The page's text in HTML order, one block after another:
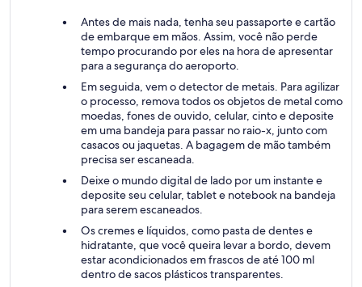
Antes de mais nada, tenha seu passaporte e cartão
de embarque em mãos. Assim, você não perde
tempo procurando por eles na hora de apresentar
para a segurança do aeroporto.
Em seguida, vem o detector de metais. Para agilizar
o processo, remova todos os objetos de metal como
moedas, fones de ouvido, celular, cinto e deposite
em uma bandeja para passar no raio-x, junto com
casacos ou jaquetas. A bagagem de mão também
precisa ser escaneada.
Deixe o mundo digital de lado por um instante e
deposite seu celular, tablet e notebook na bandeja
para serem escaneados.
Os cremes e líquidos, como pasta de dentes e
hidratante, que você queira levar a bordo, devem
estar acondicionados em frascos de até 100 ml
dentro de sacos plásticos transparentes.